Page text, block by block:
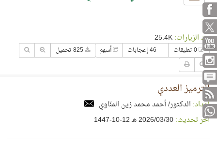
navigation
عدد الزيارات:
46 إعجابات أسهم
الترميز العددي
إعداد: الدكتور/ أحمد محمد زين المنّاوي
آخر تحديث:30‏/03‏/2026 هـ 12-10-1447